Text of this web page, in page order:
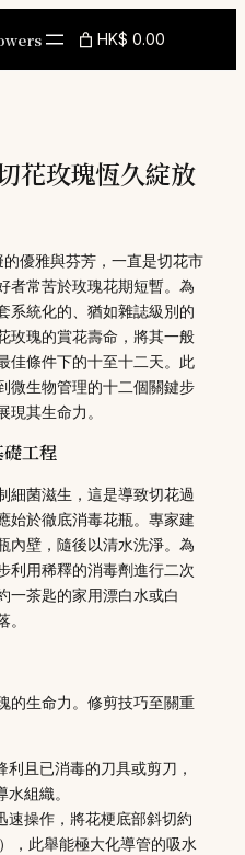
HK$ 0.00
花玫瑰恆久綻放
優雅與芬芳，一直是切花市
者常苦於玫瑰花期短暫。為
系統化的、猶如雜誌級別的
玫瑰的賞花壽命，將其一般
佳條件下的十至十二天。此
微生物管理的十二個關鍵步
其生命力。
工程
細菌滋生，這是導致切花過
始於徹底消毒花瓶。專家建
內壁，隨後以清水洗淨。為
利用稀釋的消毒劑進行二次
一茶匙的家用漂白水或白
的生命力。修剪技巧至關重
利且已消毒的刀具或剪刀，
組織。
速操作，將花梗底部斜切約
，此舉能極大化導管的吸水